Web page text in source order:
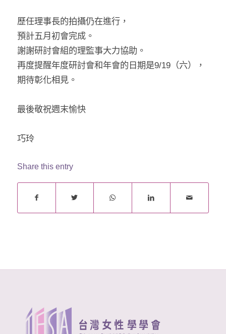
歷任理事長的拍攝仍在進行，
預計五月初會完成。
謝謝研討會組的理監事大力協助。
再度提醒年度研討會和年會的日期是9/19（六），
期待彰化相見。
最後敬祝週末愉快
巧玲
Share this entry